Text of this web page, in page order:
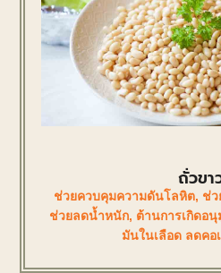
ถั่วขา
ช่วยควบคุมความดันโลหิต, ช่ว
ช่วยลดน้ำหนัก, ต้านการเกิดอ
มันในเลือด ลดคอ